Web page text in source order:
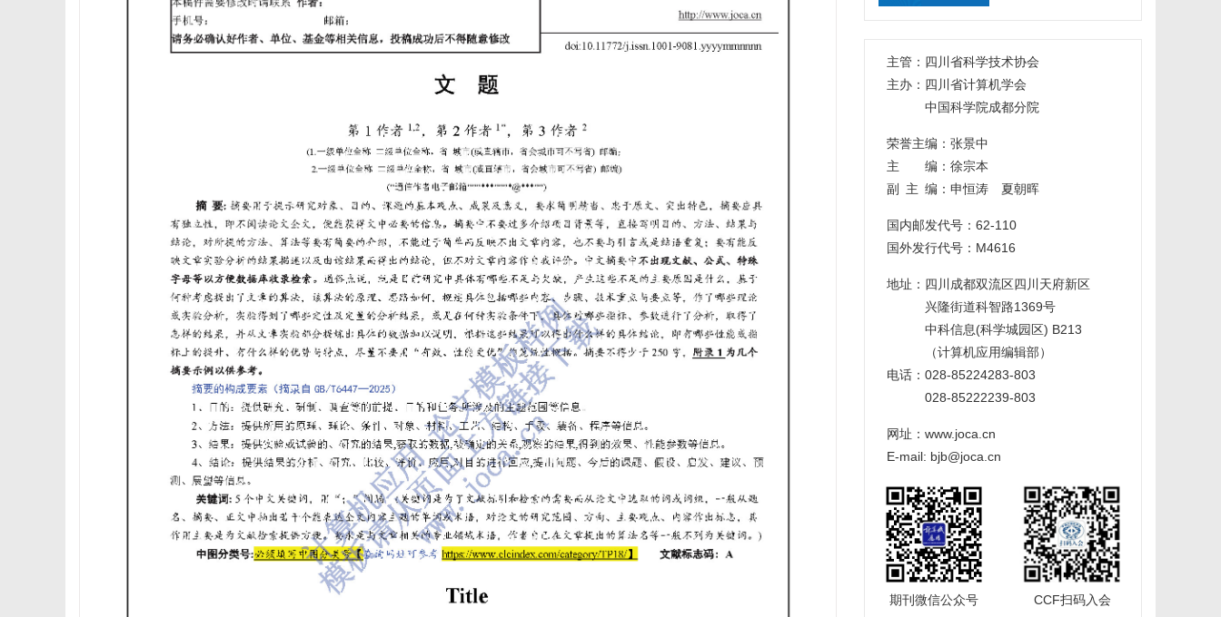
主管： 四川省科学技术协会
主办： 四川省计算机学会
中国科学院成都分院
荣誉主编：张景中
主 编：徐宗本
副主编 ：申恒涛 夏朝晖
国内邮发代号：62-110
国外发行代号：M4616
地址：四川成都双流区四川天府新区
兴隆街道科智路1369号
中科信息(科学城园区) B213
（计算机应用编辑部）
电话：028-85224283-803
028-85222239-803
网址：www.joca.cn
E-mail: bjb@joca.cn
期刊微信公众号 CCF扫码入会